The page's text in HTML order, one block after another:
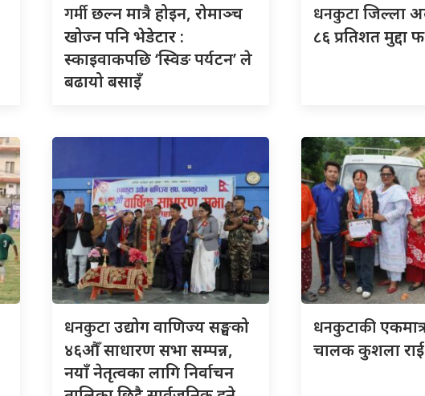
गर्मीछल्न मात्रै होइन, रोमाञ्च
खोज्न पनि भेडेटार :
स्काइवाकपछि ‘स्विङ पर्यटन’ ले
बढायो बसाइँ
धनकुटाजिल्ला
८६ प्रतिशत मुद्दा
धनकुटाउद्योग वाणिज्य सङ्घको
४६औँ साधारण सभा सम्पन्न,
नयाँ नेतृत्वका लागि निर्वाचन
धनकुटाकी
चालक कुशला राई